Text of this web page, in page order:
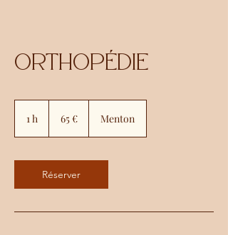
Orthopédie
1 h 65 € Menton
Réserver